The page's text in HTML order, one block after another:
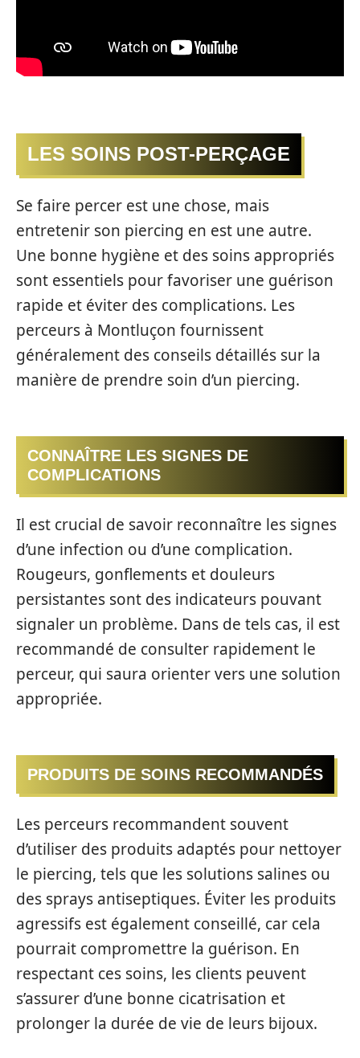
LES SOINS POST-PERÇAGE
Se faire percer est une chose, mais
entretenir son piercing en est une autre.
Une bonne hygiène et des soins appropriés
sont essentiels pour favoriser une guérison
rapide et éviter des complications. Les
perceurs à Montluçon fournissent
généralement des conseils détaillés sur la
manière de prendre soin d’un piercing.
CONNAÎTRE LES SIGNES DE
COMPLICATIONS
Il est crucial de savoir reconnaître les signes
d’une infection ou d’une complication.
Rougeurs, gonflements et douleurs
persistantes sont des indicateurs pouvant
signaler un problème. Dans de tels cas, il est
recommandé de consulter rapidement le
perceur, qui saura orienter vers une solution
appropriée.
PRODUITS DE SOINS RECOMMANDÉS
Les perceurs recommandent souvent
d’utiliser des produits adaptés pour nettoyer
le piercing, tels que les solutions salines ou
des sprays antiseptiques. Éviter les produits
agressifs est également conseillé, car cela
pourrait compromettre la guérison. En
respectant ces soins, les clients peuvent
s’assurer d’une bonne cicatrisation et
prolonger la durée de vie de leurs bijoux.